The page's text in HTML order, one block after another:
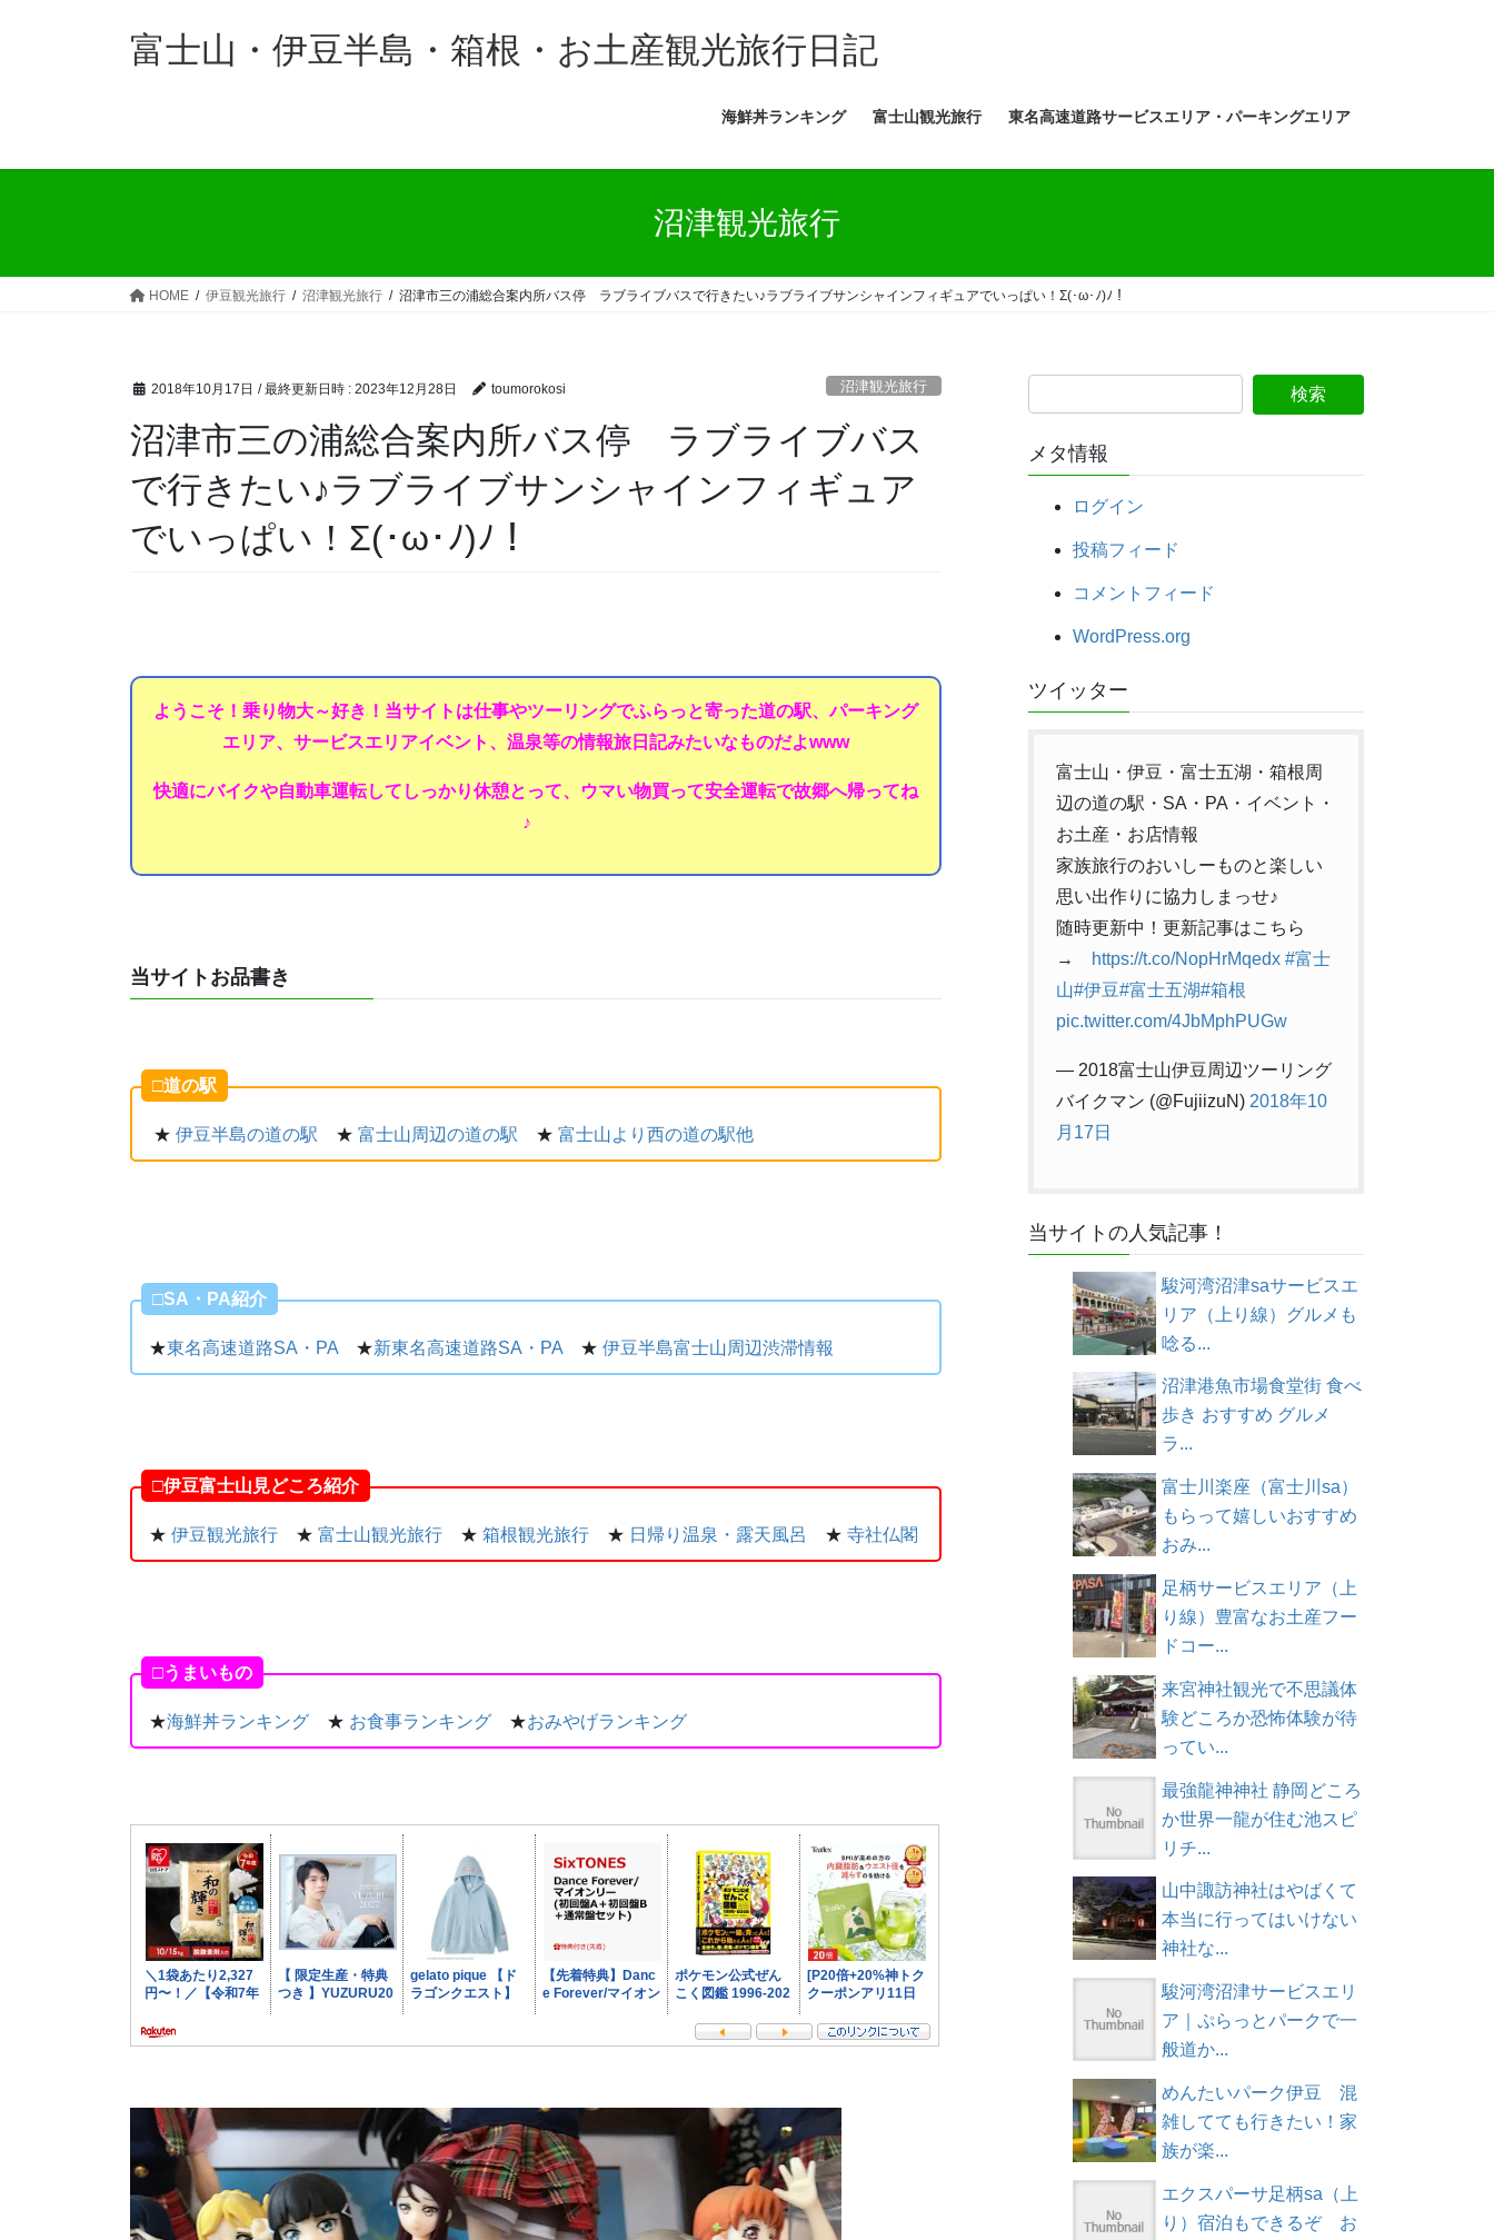
ス
ン
富士山・伊豆半島・箱根・お土産観光旅行日記
海鮮丼ランキング 富士山観光旅行 東名高速道路サービスエリア・パーキングエリア
沼津観光旅行
HOME 伊豆観光旅行 沼津観光旅行 沼津市三の浦総合案内所バス停 ラブライブバスで行きたい♪ラブライブサンシャインフィギュアでいっぱい！Σ(･ω･ﾉ)ﾉ！
2018年10月17日 / 最終更新日時 : 2023年12月28日 toumorokosi 沼津観光旅行
沼津市三の浦総合案内所バス停 ラブライブバス
で行きたい♪ラブライブサンシャインフィギュア
でいっぱい！Σ(･ω･ﾉ)ﾉ！
ようこそ！乗り物大～好き！当サイトは仕事やツーリングでふらっと寄った道の駅、パーキング
エリア、サービスエリアイベント、温泉等の情報旅日記みたいなものだよwww
快適にバイクや自動車運転してしっかり休憩とって、ウマい物買って安全運転で故郷へ帰ってね
♪
当サイトお品書き
□道の駅
★ 伊豆半島の道の駅 ★ 富士山周辺の道の駅 ★ 富士山より西の道の駅他
□SA・PA紹介
★東名高速道路SA・PA ★新東名高速道路SA・PA ★ 伊豆半島富士山周辺渋滞情報
□伊豆富士山見どころ紹介
★ 伊豆観光旅行 ★ 富士山観光旅行 ★ 箱根観光旅行 ★ 日帰り温泉・露天風呂 ★ 寺社仏閣
□うまいもの
★海鮮丼ランキング ★ お食事ランキング ★おみやげランキング
メタ情報
ログイン
投稿フィード
コメントフィード
WordPress.org
ツイッター
富士山・伊豆・富士五湖・箱根周
辺の道の駅・SA・PA・イベント・
お土産・お店情報
家族旅行のおいしーものと楽しい
思い出作りに協力しまっせ♪
随時更新中！更新記事はこちら
→
https://t.co/NopHrMqedx #富士
山#伊豆#富士五湖#箱根
pic.twitter.com/4JbMphPUGw
— 2018富士山伊豆周辺ツーリング
バイクマン (@FujiizuN) 2018年10
月17日
当サイトの人気記事！
駿河湾沼津saサービスエ
リア（上り線）グルメも
唸る...
沼津港魚市場食堂街 食べ
歩き おすすめ グルメ
ラ...
富士川楽座（富士川sa）
もらって嬉しいおすすめ
おみ...
足柄サービスエリア（上
り線）豊富なお土産フー
ドコー...
来宮神社観光で不思議体
験どころか恐怖体験が待
ってい...
最強龍神神社 静岡どころ
か世界一龍が住む池スピ
リチ...
山中諏訪神社はやばくて
本当に行ってはいけない
神社な...
駿河湾沼津サービスエリ
ア｜ぷらっとパークで一
般道か...
めんたいパーク伊豆 混
雑してても行きたい！家
族が楽...
エクスパーサ足柄sa（上
り）宿泊もできるぞ お